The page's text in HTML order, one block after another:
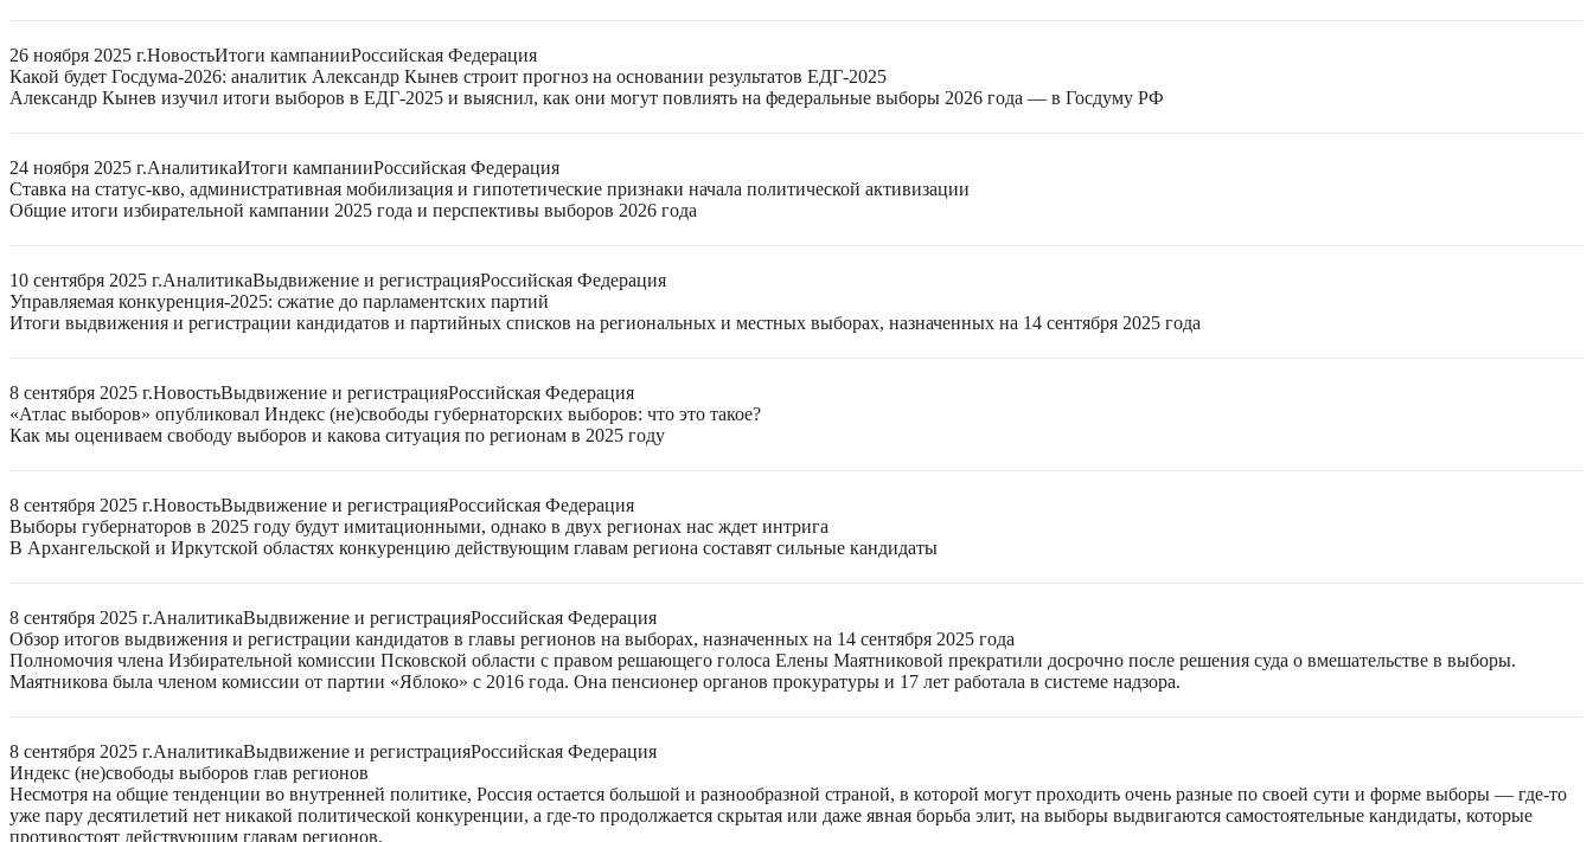
26 ноября 2025 г.НовостьИтоги кампанииРоссийская Федерация
Какой будет Госдума-2026: аналитик Александр Кынев строит прогноз на основании результатов ЕДГ-2025
Александр Кынев изучил итоги выборов в ЕДГ-2025 и выяснил, как они могут повлиять на федеральные выборы 2026 года — в Госдуму РФ
24 ноября 2025 г.АналитикаИтоги кампанииРоссийская Федерация
Ставка на статус-кво, административная мобилизация и гипотетические признаки начала политической активизации
Общие итоги избирательной кампании 2025 года и перспективы выборов 2026 года
10 сентября 2025 г.АналитикаВыдвижение и регистрацияРоссийская Федерация
Управляемая конкуренция-2025: сжатие до парламентских партий
Итоги выдвижения и регистрации кандидатов и партийных списков на региональных и местных выборах, назначенных на 14 сентября 2025 года
8 сентября 2025 г.НовостьВыдвижение и регистрацияРоссийская Федерация
«Атлас выборов» опубликовал Индекс (не)свободы губернаторских выборов: что это такое?
Как мы оцениваем свободу выборов и какова ситуация по регионам в 2025 году
8 сентября 2025 г.НовостьВыдвижение и регистрацияРоссийская Федерация
Выборы губернаторов в 2025 году будут имитационными, однако в двух регионах нас ждет интрига
В Архангельской и Иркутской областях конкуренцию действующим главам региона составят сильные кандидаты
8 сентября 2025 г.АналитикаВыдвижение и регистрацияРоссийская Федерация
Обзор итогов выдвижения и регистрации кандидатов в главы регионов на выборах, назначенных на 14 сентября 2025 года
Полномочия члена Избирательной комиссии Псковской области с правом решающего голоса Елены Маятниковой прекратили досрочно после решения суда о вмешательстве в выборы.
Маятникова была членом комиссии от партии «Яблоко» с 2016 года. Она пенсионер органов прокуратуры и 17 лет работала в системе надзора.
8 сентября 2025 г.АналитикаВыдвижение и регистрацияРоссийская Федерация
Индекс (не)свободы выборов глав регионов
Несмотря на общие тенденции во внутренней политике, Россия остается большой и разнообразной страной, в которой могут проходить очень разные по своей сути и форме выборы — где-то
уже пару десятилетий нет никакой политической конкуренции, а где-то продолжается скрытая или даже явная борьба элит, на выборы выдвигаются самостоятельные кандидаты, которые
противостоят действующим главам регионов.